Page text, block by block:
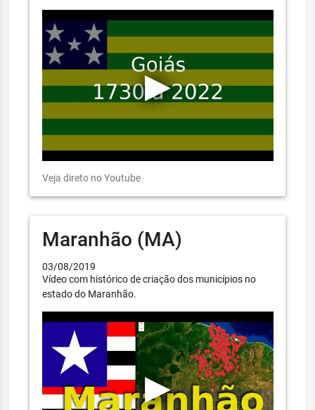
Veja direto no Youtube
Maranhão (MA)
03/08/2019
Vídeo com histórico de criação dos municípios no
estado do Maranhão.